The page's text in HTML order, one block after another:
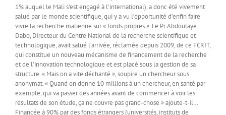
1% auquel le Mali s’est engagé à l’international), a donc été vivement
salué par le monde scientifique, qui y a vu l’opportunité d’enfin faire
vivre la recherche malienne sur « fonds propres ». Le Pr Abdoulaye
Dabo, Directeur du Centre National de la recherche scientifique et
technologique, avait salué l’arrivée, réclamée depuis 2009, de ce FCRIT,
qui constitue un nouveau mécanisme de financement de la recherche
et de l’innovation technologique et est placé sous la gestion de sa
structure. « Mais on a vite déchanté », soupire un chercheur sous
anonymat. « Quand on donne 10 millions à un chercheur, en santé par
exemple, qui va passer des années avant de commencer à voir les
résultats de son étude, ça ne couvre pas grand-chose » ajoute-t-il…
Financée à 90% par des fonds étrangers (universités, instituts de